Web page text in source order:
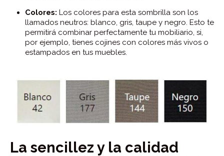
Colores: Los colores para esta sombrilla son los
llamados neutros: blanco, gris, taupe y negro. Esto te
permitirá combinar perfectamente tu mobiliario, si,
por ejemplo, tienes cojines con colores más vivos o
estampados en tus muebles.
La sencillez y la calidad